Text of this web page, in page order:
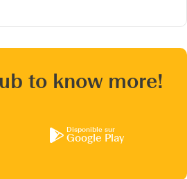
to know more!
Disponible sur
Google Play